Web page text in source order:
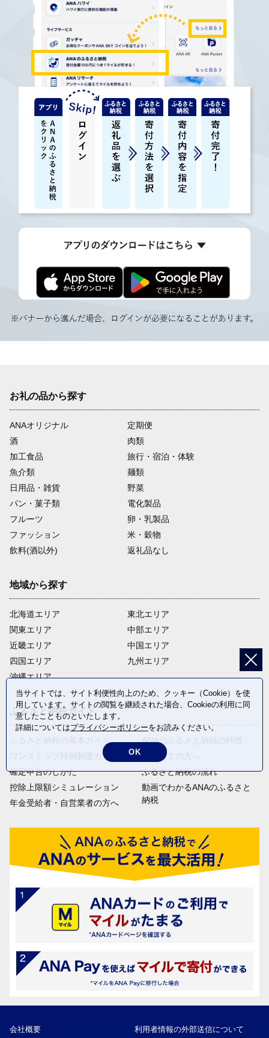
お礼の品から探す
ANAオリジナル
定期便
酒
肉類
加工食品
旅行・宿泊・体験
魚介類
麺類
日用品・雑貨
野菜
パン・菓子類
電化製品
フルーツ
卵・乳製品
ファッション
米・穀物
飲料(酒以外)
返礼品なし
地域から探す
北海道エリア
関東エリア
近畿エリア
四国エリア
沖縄エリア
東北エリア
中部エリア
中国エリア
九州エリア
ふるさと納税ガイド
ふるさと納税の基本ガイド
ワンストップ特例制度ガイド
確定申告のしかた
控除上限額シミュレーション
年金受給者・自営業者の方へ
ANAのふるさと納税の特徴
はじめての方へ
ふるさと納税の流れ
動画でわかるANAのふるさと
納税
会社概要 利用者情報の外部送信について
当サイトでは、サイト利便性向上のため、クッキー（Cookie）を使
用しています。サイトの閲覧を継続された場合、Cookieの利用に同
意したことものといたします。
詳細についてはプライバシーポリシーをお読みください。
OK